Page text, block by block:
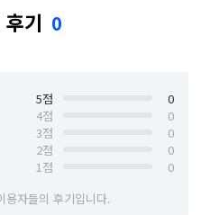
기 0
5점
0
4점
0
3점
0
2점
0
1점
0
용자들의 후기입니다.